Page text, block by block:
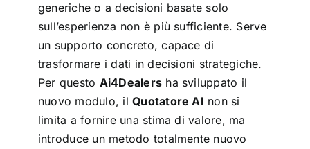
generiche o a decisioni basate solo
sull’esperienza non è più sufficiente. Serve
un supporto concreto, capace di
trasformare i dati in decisioni strategiche.
Per questo Ai4Dealers ha sviluppato il
nuovo modulo, ilQuotatore AI non si
limita a fornire una stima di valore, ma
introduce un metodo totalmente nuovo